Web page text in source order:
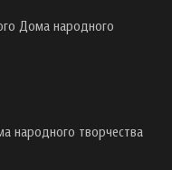
Дома народного
народного творчества